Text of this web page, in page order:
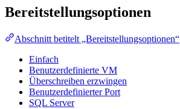
Bereitstellungsoptionen
Abschnitt betitelt „Bereitstellungsoptionen“
Einfach
Benutzerdefinierte VM
Überschreiben erzwingen
Benutzerdefinierter Port
SQL Server